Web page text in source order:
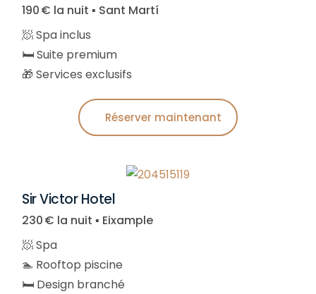
190 € la nuit ▪︎ Sant Martí
🧖 Spa inclus
🛏️ Suite premium
🎁 Services exclusifs
Réserver maintenant
Sir Victor Hotel
230 € la nuit ▪︎ Eixample
🧖 Spa
🏊 Rooftop piscine
🛏️ Design branché